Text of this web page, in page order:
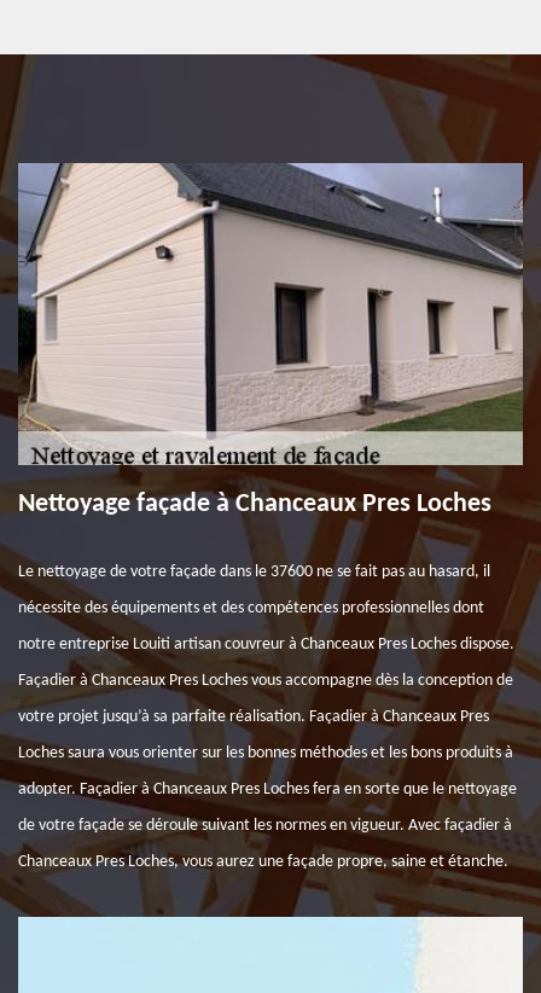
Nettoyage façade à Chanceaux Pres Loches
Le nettoyage de votre façade dans le 37600 ne se fait pas au hasard, il
nécessite des équipements et des compétences professionnelles dont
notre entreprise Louiti artisan couvreur à Chanceaux Pres Loches dispose.
Façadier à Chanceaux Pres Loches vous accompagne dès la conception de
votre projet jusqu’à sa parfaite réalisation. Façadier à Chanceaux Pres
Loches saura vous orienter sur les bonnes méthodes et les bons produits à
adopter. Façadier à Chanceaux Pres Loches fera en sorte que le nettoyage
de votre façade se déroule suivant les normes en vigueur. Avec façadier à
Chanceaux Pres Loches, vous aurez une façade propre, saine et étanche.